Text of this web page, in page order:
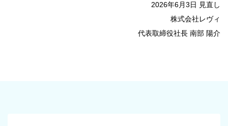
2026年6月3日 見直し
株式会社レヴィ
代表取締役社長 南部 陽介